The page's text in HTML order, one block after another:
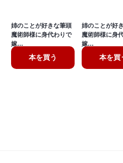
姉のことが好きな筆頭
魔術師様に身代わりで
嫁…
本を買う
姉のことが好
魔術師様に身
嫁…
本を買